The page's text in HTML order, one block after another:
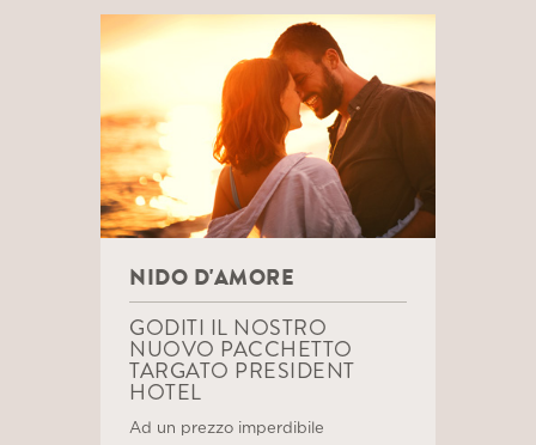
NIDO D'AMORE
GODITI IL NOSTRO
NUOVO PACCHETTO
TARGATO PRESIDENT
HOTEL
Ad un prezzo imperdibile